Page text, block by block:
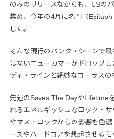
のみのリリースながらも、USの
集め、今年の4月に名門〈
した。
そんな現行のパンク・シーンで
はないニューカマーがドロップ
ディ・ラインと絶妙なコーラスの
先述のSaves The DayやLifetime
れるエネルギッシュなロック・
やマス・ロックからの影響を色
ーズやハードコアを想起させる